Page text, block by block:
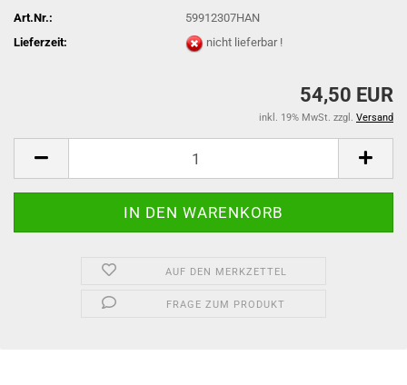
Art.Nr.:
59912307HAN
Lieferzeit:
nicht lieferbar !
54,50 EUR
inkl. 19% MwSt. zzgl. Versand
AUF DEN MERKZETTEL
FRAGE ZUM PRODUKT